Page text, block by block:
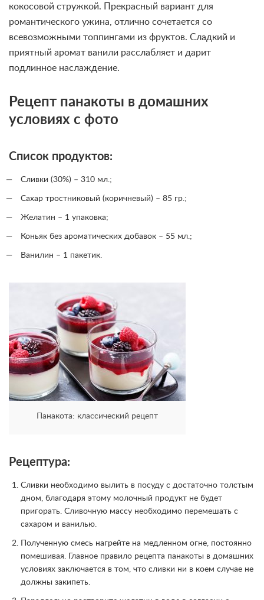
кокосовой стружкой. Прекрасный вариант для
романтического ужина, отлично сочетается со
всевозможными топпингами из фруктов. Сладкий и
приятный аромат ванили расслабляет и дарит
подлинное наслаждение.
Рецепт панакоты в домашних
условиях с фото
Список продуктов:
Сливки (30%) – 310 мл.;
Сахар тростниковый (коричневый) – 85 гр.;
Желатин – 1 упаковка;
Коньяк без ароматических добавок – 55 мл.;
Ванилин – 1 пакетик.
Панакота: классический рецепт
Рецептура:
Сливки необходимо вылить в посуду с достаточно толстым
дном, благодаря этому молочный продукт не будет
пригорать. Сливочную массу необходимо перемешать с
сахаром и ванилью.
Полученную смесь нагрейте на медленном огне, постоянно
помешивая. Главное правило рецепта панакоты в домашних
условиях заключается в том, что сливки ни в коем случае не
должны закипеть.